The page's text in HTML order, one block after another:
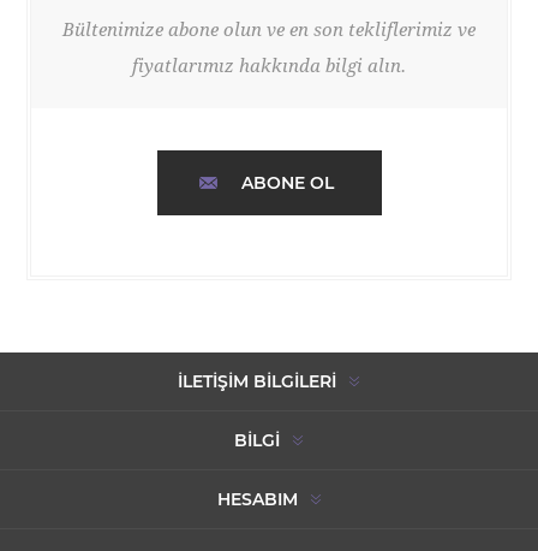
Bültenimize abone olun ve en son tekliflerimiz ve
fiyatlarımız hakkında bilgi alın.
ABONE OL
İLETIŞIM BILGILERI
BILGI
HESABIM